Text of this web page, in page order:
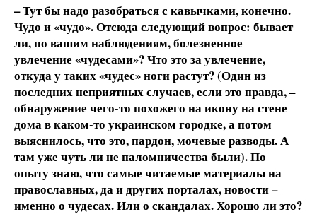
– Тут бы надо разобраться с кавычками, конечно.
Чудо и «чудо». Отсюда следующий вопрос: бывает
ли, по вашим наблюдениям, болезненное
увлечение «чудесами»? Что это за увлечение,
откуда у таких «чудес» ноги растут? (Один из
последних неприятных случаев, если это правда, –
обнаружение чего-то похожего на икону на стене
дома в каком-то украинском городке, а потом
выяснилось, что это, пардон, мочевые разводы. А
там уже чуть ли не паломничества были). По
опыту знаю, что самые читаемые материалы на
православных, да и других порталах, новости –
именно о чудесах. Или о скандалах. Хорошо ли это?